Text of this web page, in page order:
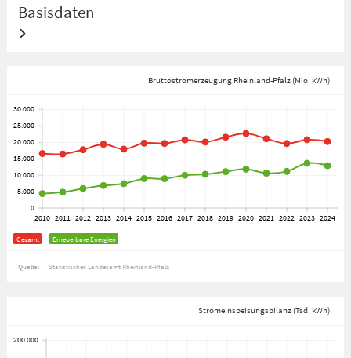
Basisdaten
Bruttostromerzeugung Rheinland-Pfalz (Mio. kWh)
Gesamt Erneuerbare Energien
Quelle: Statistisches Landesamt Rheinland-Pfalz
Stromeinspeisungsbilanz (Tsd. kWh)